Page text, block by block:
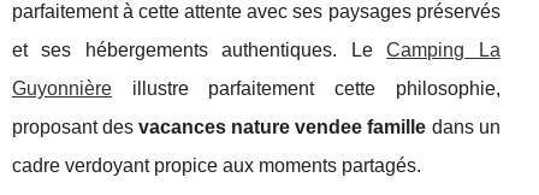
parfaitement à cette attente avec ses paysages préservés
et ses hébergements authentiques. LeCamping La
Guyonnière illustre parfaitement cette philosophie,
proposant desvacances nature vendee famille dans un
cadre verdoyant propice aux moments partagés.